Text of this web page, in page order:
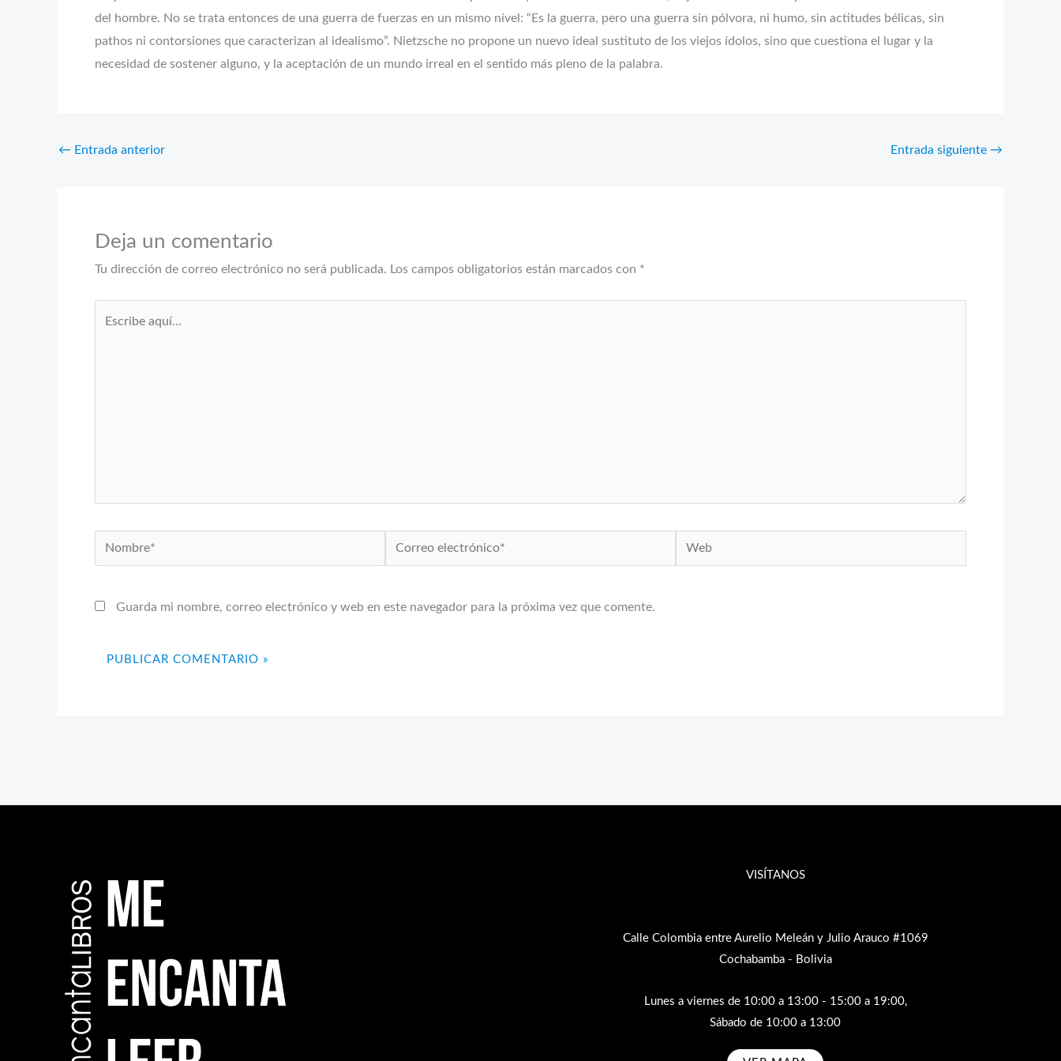
del hombre. No se trata entonces de una guerra de fuerzas en un mismo nivel: “Es la guerra, pero una guerra sin pólvora, ni humo, sin actitudes bélicas, sin
pathos ni contorsiones que caracterizan al idealismo”.​ Nietzsche no propone un nuevo ideal sustituto de los viejos ídolos, sino que cuestiona el lugar y la
necesidad de sostener alguno, y la aceptación de un mundo irreal en el sentido más pleno de la palabra.
← Entrada anterior Entrada siguiente →
Deja un comentario
Tu dirección de correo electrónico no será publicada. Los campos obligatorios están marcados con *
Nombre*
Correo
electrónico*
Web
Guarda mi nombre, correo electrónico y web en este navegador para la próxima vez que comente.
VISÍTANOS
Calle Colombia entre Aurelio Meleán y Julio Arauco #1069
Cochabamba - Bolivia
Lunes a viernes de 10:00 a 13:00 - 15:00 a 19:00,
Sábado de 10:00 a 13:00